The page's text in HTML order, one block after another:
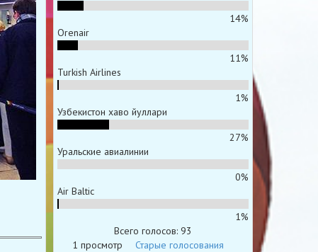
14%
Orenair
11%
Turkish Airlines
1%
Узбекистон хаво йуллари
27%
Уральские авиалинии
0%
Air Baltic
1%
Всего голосов: 93
1 просмотр
Старые голосования